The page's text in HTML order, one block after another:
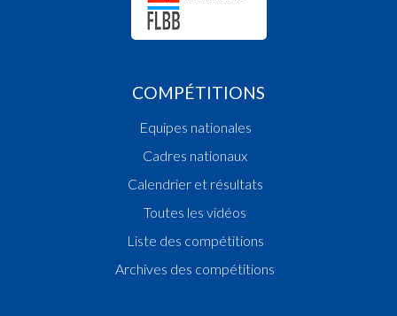
COMPÉTITIONS
Equipes nationales
Cadres nationaux
Calendrier et résultats
Toutes les vidéos
Liste des compétitions
Archives des compétitions